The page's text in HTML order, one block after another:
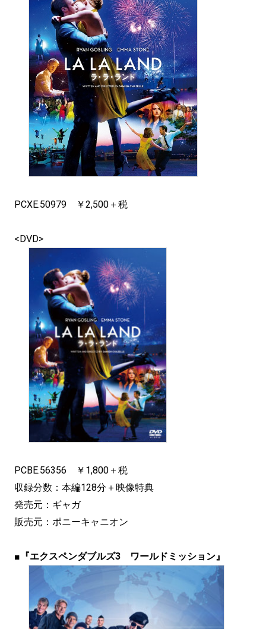
PCXE.50979 ￥2,500＋税
<DVD>
PCBE.56356 ￥1,800＋税
収録分数：本編128分＋映像特典
発売元：ギャガ
販売元：ポニーキャニオン
■ 『エクスペンダブルズ3 ワールドミッション』